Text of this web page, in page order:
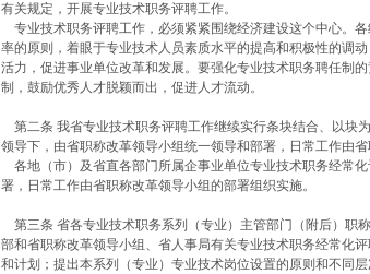
有关规定，开展专业技术职务评聘工作。
专业技术职务评聘工作，必须紧紧围绕经济建设这个中心。
率的原则，着眼于专业技术人员素质水平的提高和积极性的调
活力，促进事业单位改革和发展。要强化专业技术职务聘任制
制，鼓励优秀人才脱颖而出，促进人才流动。
第二条 我省专业技术职务评聘工作继续实行条块结合、以块
领导下，由省职称改革领导小组统一领导和部署，日常工作由
各地（市）及省直各部门所属企事业单位专业技术职务经常
署，日常工作由省职称改革领导小组的部署组织实施。
第三条 省各专业技术职务系列（专业）主管部门（附后）职
部和省职称改革领导小组、省人事局有关专业技术职务经常化
和计划；提出本系列（专业）专业技术岗位设置的原则和不同